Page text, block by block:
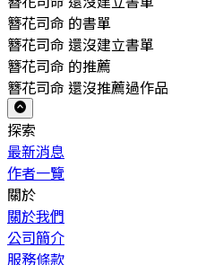
簪花司命 的書單
簪花司命 還沒建立書單
簪花司命 的推薦
簪花司命 還沒推薦過作品
探索
最新消息
作者一覽
關於
關於我們
公司簡介
服務條款